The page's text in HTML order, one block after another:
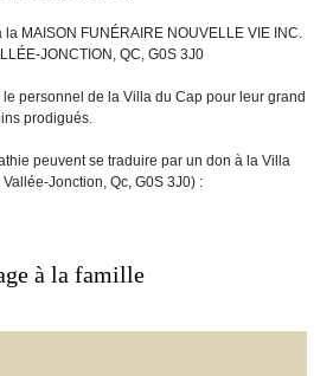
MAISON FUNÉRAIRE NOUVELLE VIE INC.
JONCTION, QC, G0S 3J0
personnel de la Villa du Cap pour leur grand
prodigués.
peuvent se traduire par un don à la Villa
Jonction, Qc, G0S 3J0) :
à la famille